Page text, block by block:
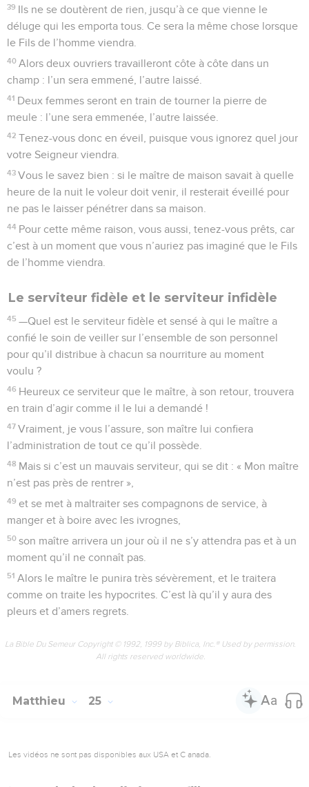
39 Ils ne se doutèrent de rien, jusqu’à ce que vienne le
déluge qui les emporta tous. Ce sera la même chose lorsque
le Fils de l’homme viendra.
40 Alors deux ouvriers travailleront côte à côte dans un
champ : l’un sera emmené, l’autre laissé.
41 Deux femmes seront en train de tourner la pierre de
meule : l’une sera emmenée, l’autre laissée.
42 Tenez-vous donc en éveil, puisque vous ignorez quel jour
votre Seigneur viendra.
43 Vous le savez bien : si le maître de maison savait à quelle
heure de la nuit le voleur doit venir, il resterait éveillé pour
ne pas le laisser pénétrer dans sa maison.
44 Pour cette même raison, vous aussi, tenez-vous prêts, car
c’est à un moment que vous n’auriez pas imaginé que le Fils
de l’homme viendra.
Le serviteur fidèle et le serviteur infidèle
45 —Quel est le serviteur fidèle et sensé à qui le maître a
confié le soin de veiller sur l’ensemble de son personnel
pour qu’il distribue à chacun sa nourriture au moment
voulu ?
46 Heureux ce serviteur que le maître, à son retour, trouvera
en train d’agir comme il le lui a demandé !
47 Vraiment, je vous l’assure, son maître lui confiera
l’administration de tout ce qu’il possède.
48 Mais si c’est un mauvais serviteur, qui se dit : « Mon maître
n’est pas près de rentrer »,
49 et se met à maltraiter ses compagnons de service, à
manger et à boire avec les ivrognes,
50 son maître arrivera un jour où il ne s’y attendra pas et à un
moment qu’il ne connaît pas.
51 Alors le maître le punira très sévèrement, et le traitera
comme on traite les hypocrites. C’est là qu’il y aura des
pleurs et d’amers regrets.
La Bible Du Semeur Copyright © 1992, 1999 by Biblica, Inc.® Used by permission.
All rights reserved worldwide.
Matthieu 25
Les vidéos ne sont pas disponibles aux USA et C anada.